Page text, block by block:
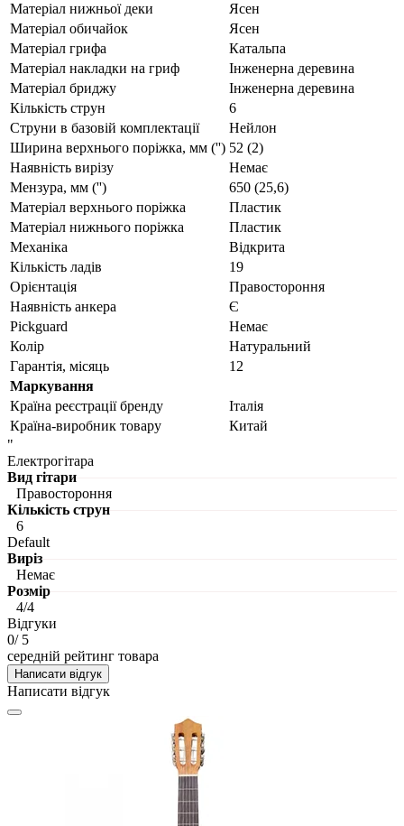
Матеріал нижньої деки
Ясен
Матеріал обичайок
Ясен
Матеріал грифа
Катальпа
Матеріал накладки на гриф
Інженерна деревина
Матеріал бриджу
Інженерна деревина
Кількість струн
6
Струни в базовій комплектації
Нейлон
Ширина верхнього поріжка, мм ('') 52 (2)
Наявність вирізу
Немає
Мензура, мм ('')
650 (25,6)
Матеріал верхнього поріжка
Пластик
Матеріал нижнього поріжка
Пластик
Механіка
Відкрита
Кількість ладів
19
Орієнтація
Правостороння
Наявність анкера
Є
Pickguard
Немає
Колір
Натуральний
Гарантія, місяць
12
Маркування
Країна реєстрації бренду
Італія
Країна-виробник товару
Китай
"
Електрогітара
Вид гітари
Правостороння
Кількість струн
6
Default
Виріз
Немає
Розмір
4/4
Відгуки
0/ 5
середній рейтинг товара
Написати відгук
Написати відгук